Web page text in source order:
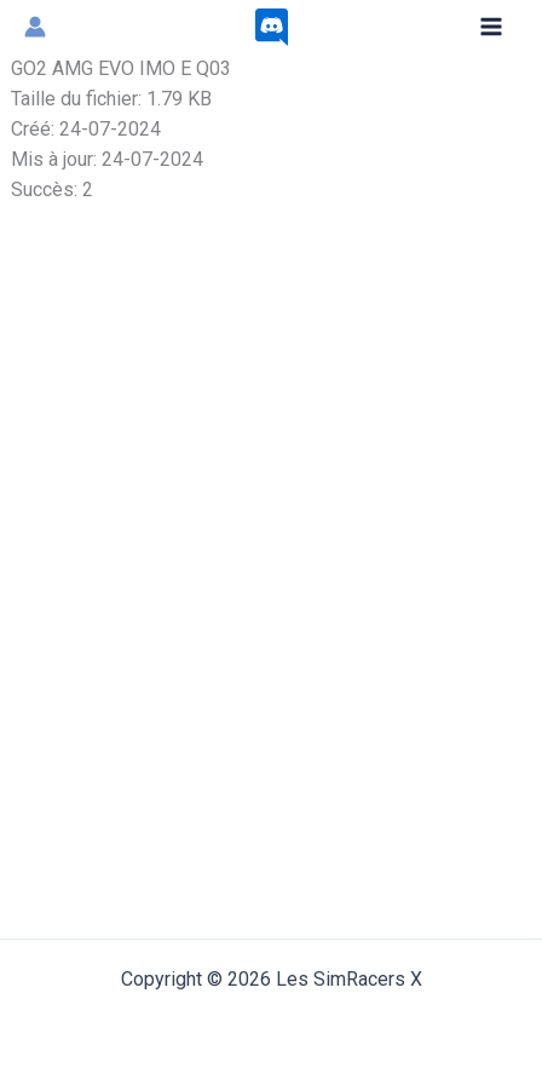
Aller
contenu
GO2 AMG EVO IMO E Q03
Taille du fichier: 1.79 KB
Créé: 24-07-2024
Mis à jour: 24-07-2024
Succès: 2
Copyright © 2026 Les SimRacers X